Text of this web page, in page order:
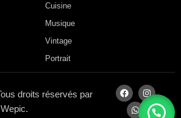
Cuisine
Musique
Vintage
Portrait
droits réservés par
Wepic.